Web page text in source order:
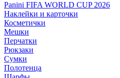
Panini FIFA WORLD CUP 2026
Наклейки и карточки
Косметички
Мешки
Перчатки
Рюкзаки
Сумки
Полотенца